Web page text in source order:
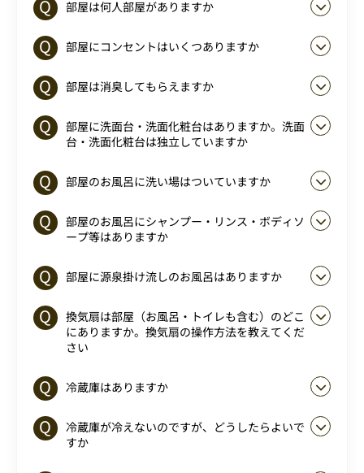
部屋は何人部屋がありますか
部屋にコンセントはいくつありますか
部屋は消臭してもらえますか
部屋に洗面台・洗面化粧台はありますか。洗面
台・洗面化粧台は独立していますか
部屋のお風呂に洗い場はついていますか
部屋のお風呂にシャンプー・リンス・ボディソ
ープ等はありますか
部屋に源泉掛け流しのお風呂はありますか
換気扇は部屋（お風呂・トイレも含む）のどこ
にありますか。換気扇の操作方法を教えてくだ
さい
冷蔵庫はありますか
冷蔵庫が冷えないのですが、どうしたらよいで
すか